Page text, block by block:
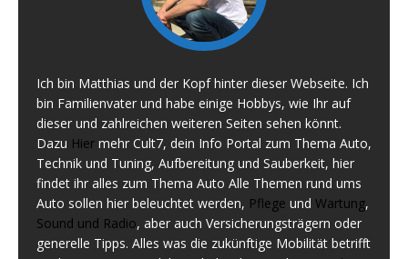
Ich bin Matthias und der Kopf hinter dieser Webseite. Ich
bin Familienvater und habe einige Hobbys, wie Ihr auf
dieser und zahlreichen weiteren Seiten sehen könnt.
Dazu Hier mehr Cult7, dein Info Portal zum Thema Auto,
Technik und Tuning, Aufbereitung und Sauberkeit, hier
findet ihr alles zum Thema Auto Alle Themen rund ums
Auto sollen hier beleuchtet werden, Pflege und Wartung,
Sound und Radio, aber auch Versicherungsträgern oder
generelle Tipps. Alles was die zukünftige Mobilität betrifft